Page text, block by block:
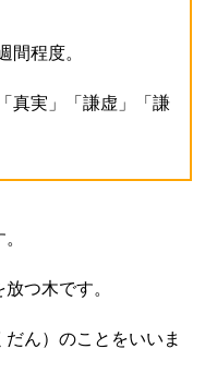
間程度。
真実」「謙虚」「謙
つ木です。
ん）のことをいいま